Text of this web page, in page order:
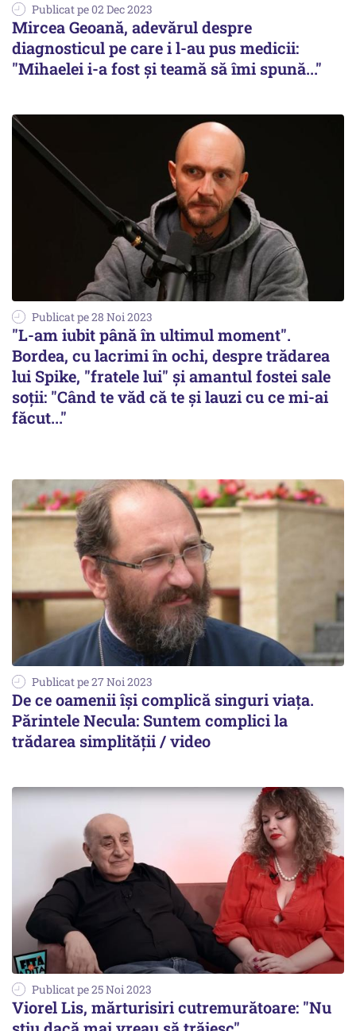
Publicat pe 02 Dec 2023
Mircea Geoană, adevărul despre
diagnosticul pe care i l-au pus medicii:
"Mihaelei i-a fost și teamă să îmi spună..."
Publicat pe 28 Noi 2023
"L-am iubit până în ultimul moment".
Bordea, cu lacrimi în ochi, despre trădarea
lui Spike, "fratele lui" și amantul fostei sale
soții: "Când te văd că te și lauzi cu ce mi-ai
făcut..."
Publicat pe 27 Noi 2023
De ce oamenii își complică singuri viața.
Părintele Necula: Suntem complici la
trădarea simplității / video
Publicat pe 25 Noi 2023
Viorel Lis, mărturisiri cutremurătoare: "Nu